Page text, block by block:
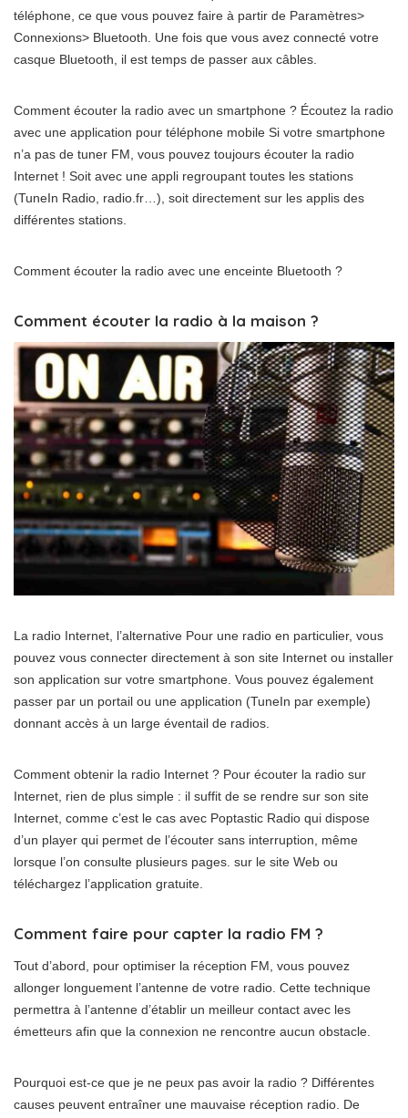
téléphone, ce que vous pouvez faire à partir de Paramètres>
Connexions> Bluetooth. Une fois que vous avez connecté votre
casque Bluetooth, il est temps de passer aux câbles.
Comment écouter la radio avec un smartphone ? Écoutez la radio
avec une application pour téléphone mobile Si votre smartphone
n’a pas de tuner FM, vous pouvez toujours écouter la radio
Internet ! Soit avec une appli regroupant toutes les stations
(TuneIn Radio, radio.fr…), soit directement sur les applis des
différentes stations.
Comment écouter la radio avec une enceinte Bluetooth ?
Comment écouter la radio à la maison ?
La radio Internet, l’alternative Pour une radio en particulier, vous
pouvez vous connecter directement à son site Internet ou installer
son application sur votre smartphone. Vous pouvez également
passer par un portail ou une application (TuneIn par exemple)
donnant accès à un large éventail de radios.
Comment obtenir la radio Internet ? Pour écouter la radio sur
Internet, rien de plus simple : il suffit de se rendre sur son site
Internet, comme c’est le cas avec Poptastic Radio qui dispose
d’un player qui permet de l’écouter sans interruption, même
lorsque l’on consulte plusieurs pages. sur le site Web ou
téléchargez l’application gratuite.
Comment faire pour capter la radio FM ?
Tout d’abord, pour optimiser la réception FM, vous pouvez
allonger longuement l’antenne de votre radio. Cette technique
permettra à l’antenne d’établir un meilleur contact avec les
émetteurs afin que la connexion ne rencontre aucun obstacle.
Pourquoi est-ce que je ne peux pas avoir la radio ? Différentes
causes peuvent entraîner une mauvaise réception radio. De